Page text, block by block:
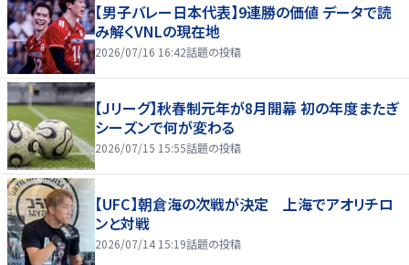
【男子バレー日本代表】9連勝の価値 データで読
み解くVNLの現在地
2026/07/16 16:42話題の投稿
【Jリーグ】秋春制元年が8月開幕 初の年度またぎ
シーズンで何が変わる
2026/07/15 15:55話題の投稿
【UFC】朝倉海の次戦が決定 上海でアオリチロ
ンと対戦
2026/07/14 15:19話題の投稿